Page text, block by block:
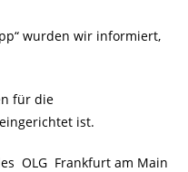
wurden wir informiert,
für die
ist.
OLG Frankfurt am Main